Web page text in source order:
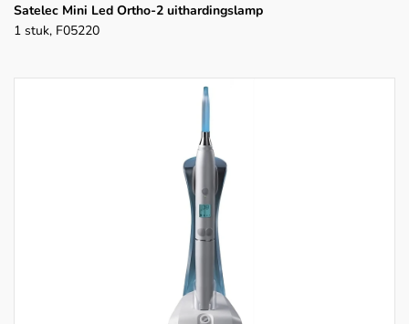
Satelec Mini Led Ortho-2 uithardingslamp
1 stuk, F05220